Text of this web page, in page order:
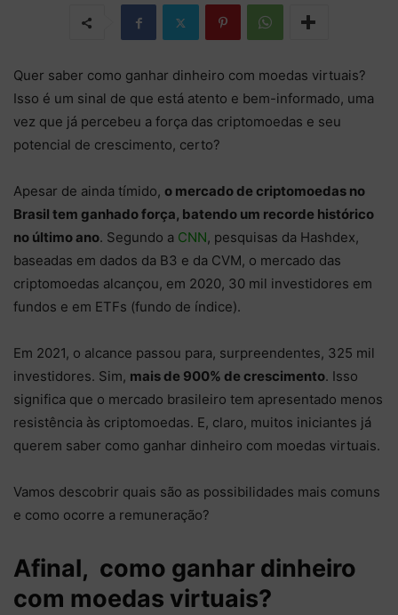
Quer saber como ganhar dinheiro com moedas virtuais?
Isso é um sinal de que está atento e bem-informado, uma
vez que já percebeu a força das criptomoedas e seu
potencial de crescimento, certo?
Apesar de ainda tímido, o mercado de criptomoedas no
Brasil tem ganhado força, batendo um recorde histórico
no último ano. Segundo a CNN, pesquisas da Hashdex,
baseadas em dados da B3 e da CVM, o mercado das
criptomoedas alcançou, em 2020, 30 mil investidores em
fundos e em ETFs (fundo de índice).
Em 2021, o alcance passou para, surpreendentes, 325 mil
investidores. Sim, mais de 900% de crescimento. Isso
significa que o mercado brasileiro tem apresentado menos
resistência às criptomoedas. E, claro, muitos iniciantes já
querem saber como ganhar dinheiro com moedas virtuais.
Vamos descobrir quais são as possibilidades mais comuns
e como ocorre a remuneração?
Afinal, como ganhar dinheiro
com moedas virtuais?